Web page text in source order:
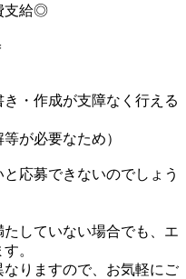
支給◎
・作成が支障なく行える
が必要なため）
応募できないのでしょう
していない場合でも、エ
。
りますので、お気軽にご